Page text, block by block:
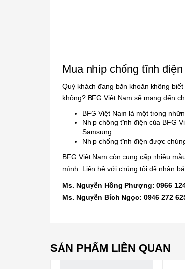
Mua nhíp chống tĩnh
Quý khách đang băn khoăn không
không? BFG Việt Nam sẽ mang đến
BFG Việt Nam là một trong
Nhíp chống tĩnh điện của BFG
Samsung...
Nhíp chống tĩnh điện được
BFG Việt Nam còn cung cấp nhiều
mình. Liên hệ với chúng tôi để nhận
Ms. Nguyễn Hồng Phượng: 0966
Ms. Nguyễn Bích Ngọc: 0946 272
SẢN PHẨM LIÊN QUAN